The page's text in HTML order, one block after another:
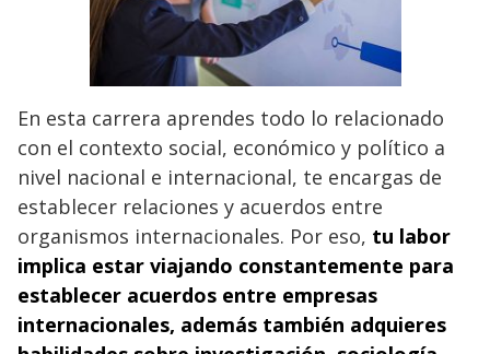
En esta carrera aprendes todo lo relacionado
con el contexto social, económico y político a
nivel nacional e internacional, te encargas de
establecer relaciones y acuerdos entre
organismos internacionales. Por eso, tu labor
implica estar viajando constantemente para
establecer acuerdos entre empresas
internacionales, además también adquieres